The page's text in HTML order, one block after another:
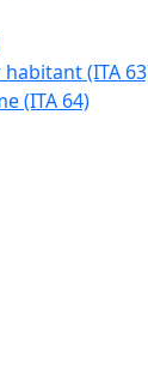
(ITA
(ITA 64)